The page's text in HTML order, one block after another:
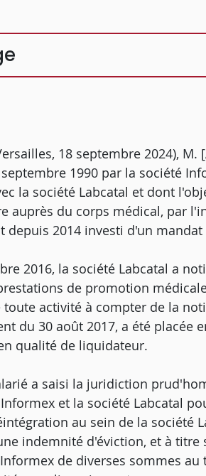
18 septembre 2024),
1990 par la société
la société Labcatal et dont
auprès du corps médical, par
depuis 2014 investi d'un
2016, la société Labcatal a
de promotion
toute activité à compter de la
du 30 août 2017, a été placée
qualité de liquidateur.
a saisi la juridiction
et la société Labcatal
au sein de la société
indemnité d'éviction, et à
de diverses sommes au